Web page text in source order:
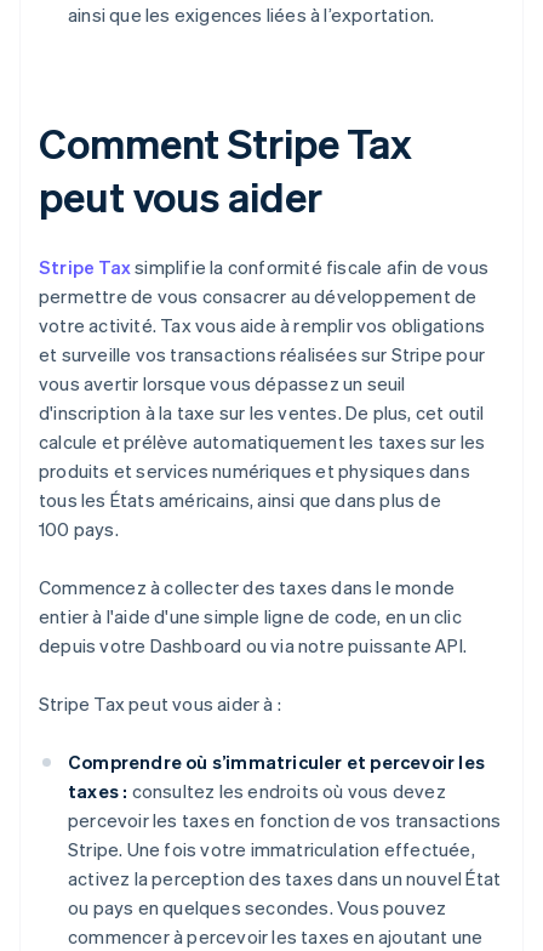
ainsi que les exigences liées à l’exportation.
Comment Stripe Tax
peut vous aider
Stripe Taxsimplifie la conformité fiscale afin de vous
permettre de vous consacrer au développement de
votre activité. Tax vous aide à remplir vos obligations
et surveille vos transactions réalisées sur Stripe pour
vous avertir lorsque vous dépassez un seuil
d'inscription à la taxe sur les ventes. De plus, cet outil
calcule et prélève automatiquement les taxes sur les
produits et services numériques et physiques dans
tous les États américains, ainsi que dans plus de
100 pays.
Commencez à collecter des taxes dans le monde
entier à l'aide d'une simple ligne de code, en un clic
depuis votre Dashboard ou via notre puissante API.
Stripe Tax peut vous aider à :
Comprendre où s’immatriculer et percevoir les
taxes : consultez les endroits où vous devez
percevoir les taxes en fonction de vos transactions
Stripe. Une fois votre immatriculation effectuée,
activez la perception des taxes dans un nouvel État
ou pays en quelques secondes. Vous pouvez
commencer à percevoir les taxes en ajoutant une